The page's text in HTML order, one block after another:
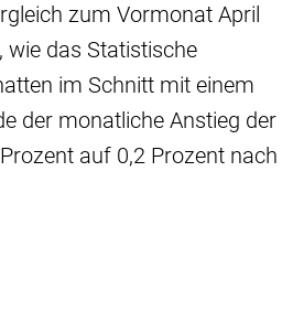
zum Vormonat April
wie das Statistische
im Schnitt mit einem
der monatliche Anstieg der
auf 0,2 Prozent nach